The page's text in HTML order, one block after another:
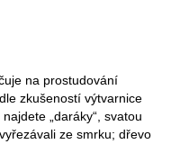
na prostudování
zkušeností výtvarnice
„daráky“, svatou
ze smrku; dřevo